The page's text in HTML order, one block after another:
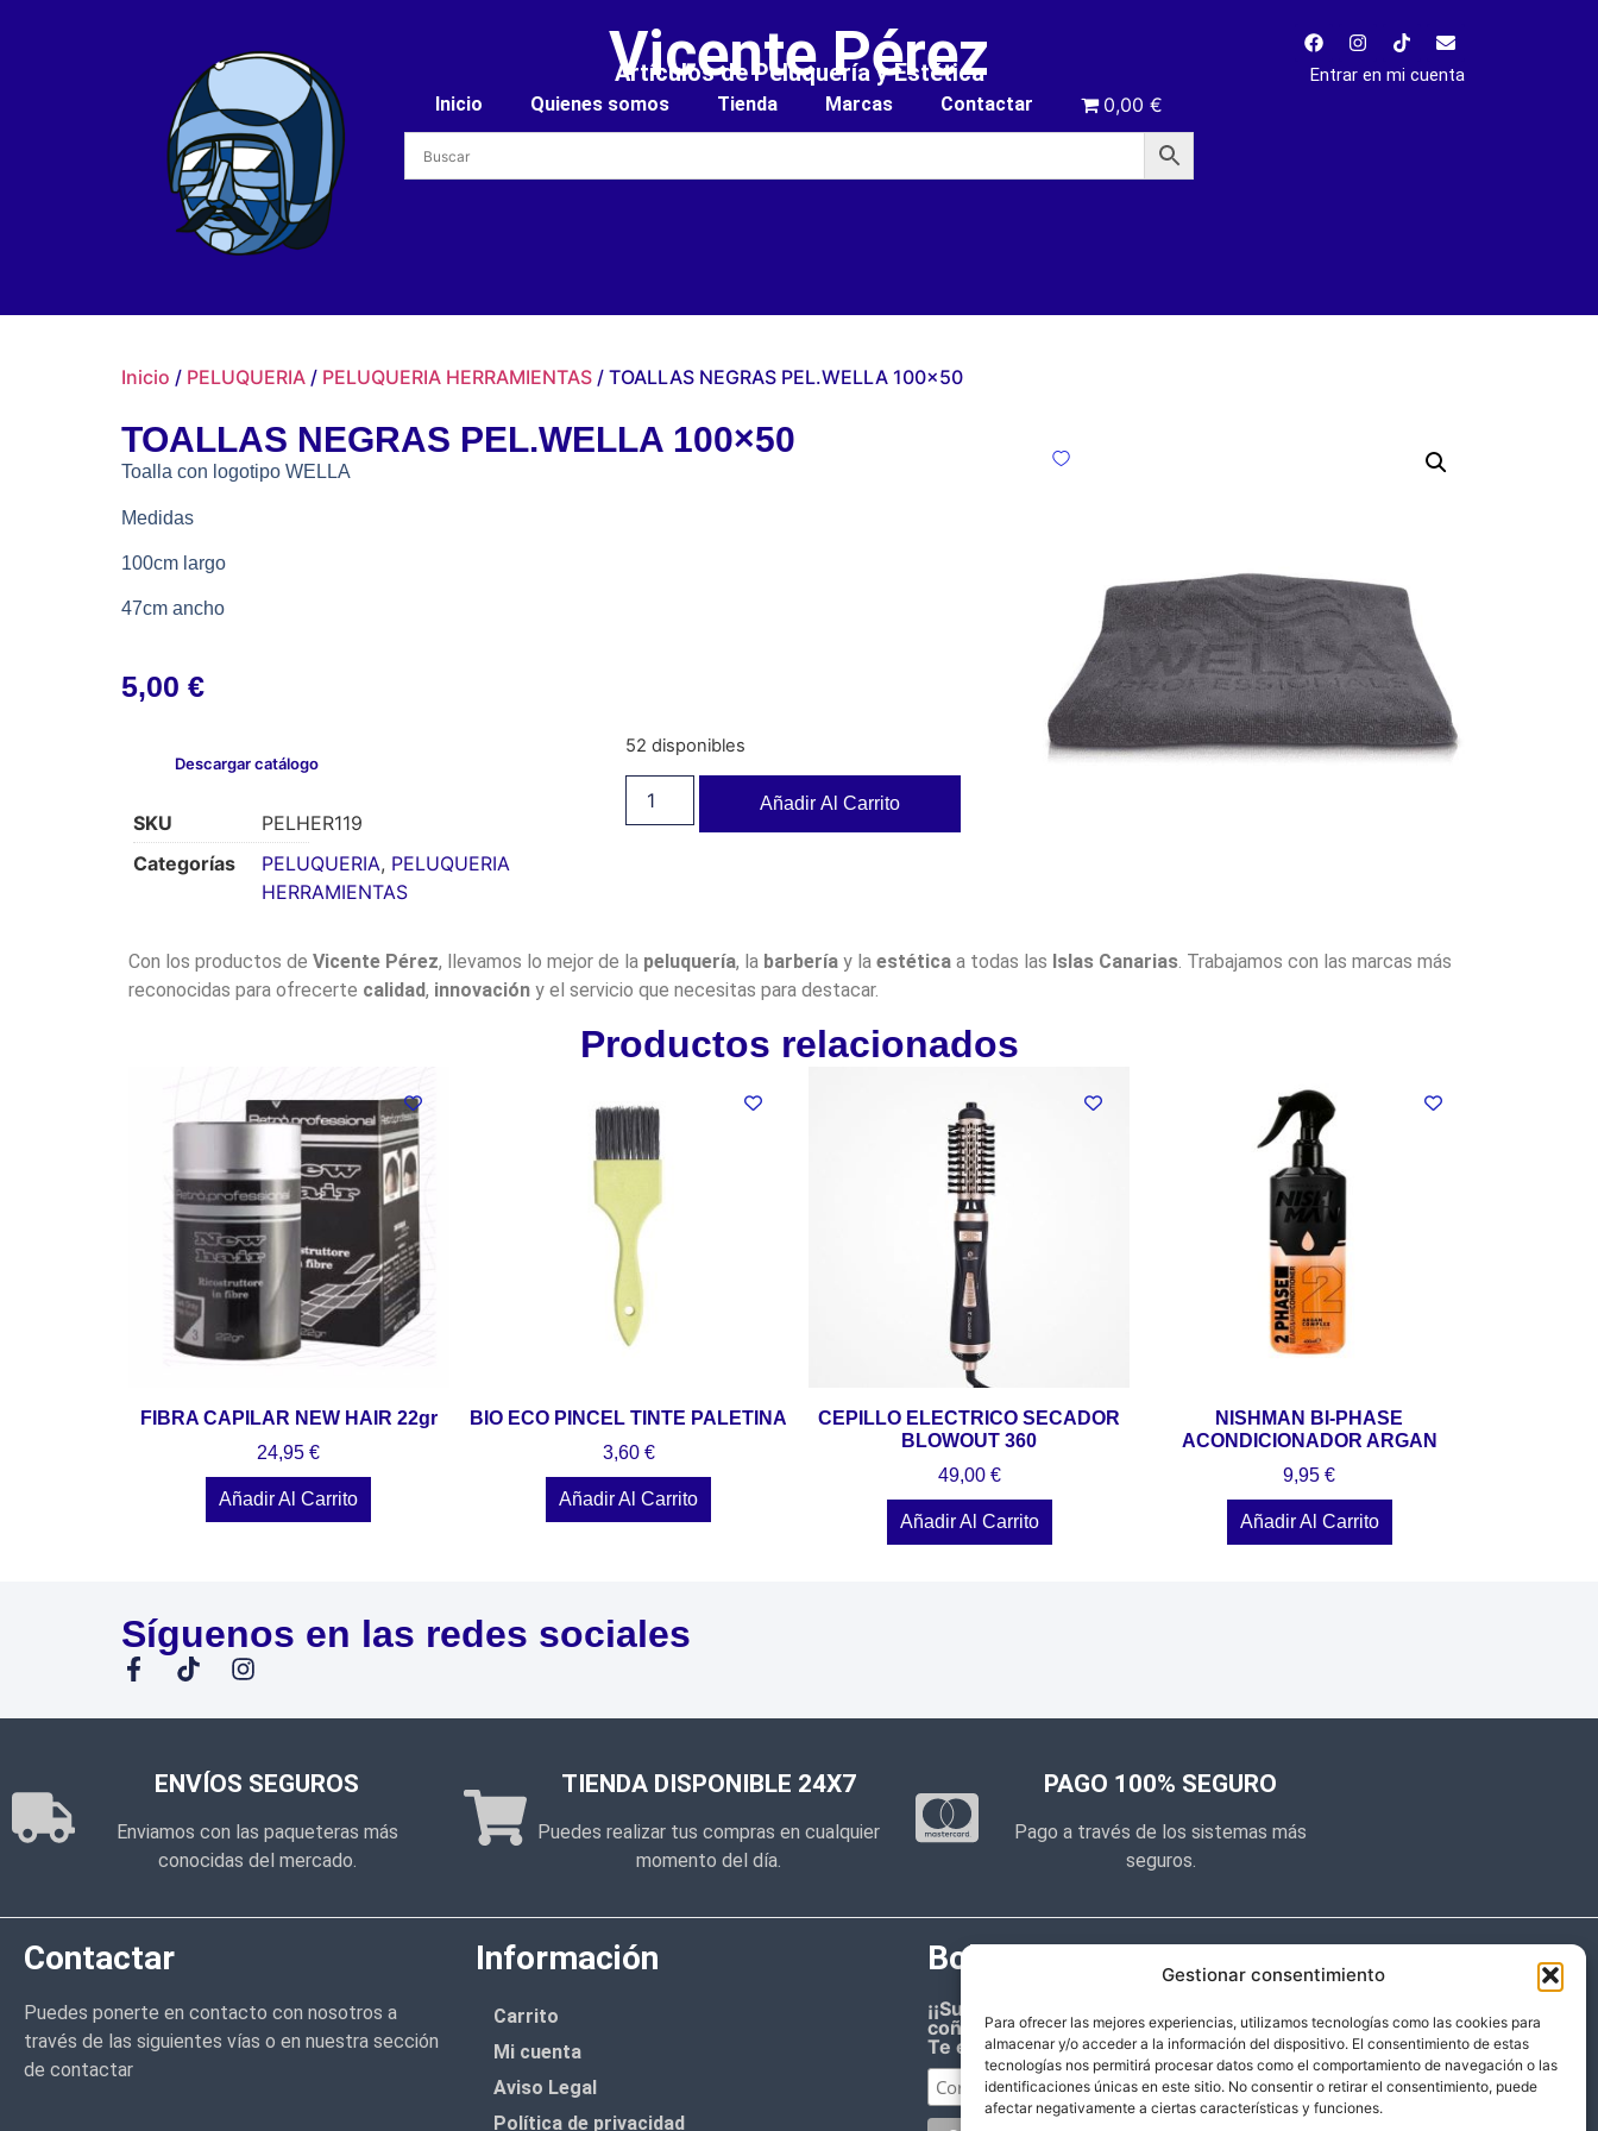
Gestionar consentimiento
Para ofrecer las mejores experiencias, utilizamos tecnologías como las cookies para
almacenar y/o acceder a la información del dispositivo. El consentimiento de estas
tecnologías nos permitirá procesar datos como el comportamiento de navegación o las
identificaciones únicas en este sitio. No consentir o retirar el consentimiento, puede
afectar negativamente a ciertas características y funciones.
Vicente Pérez
Artículos de Peluquería y Estética
Inicio Quienes somos Tienda Marcas Contactar 0,00 €
Entrar en mi cuenta
Inicio / PELUQUERIA / PELUQUERIA HERRAMIENTAS / TOALLAS NEGRAS PEL.WELLA 100×50
TOALLAS NEGRAS PEL.WELLA 100×50
Toalla con logotipo WELLA
Medidas
100cm largo
47cm ancho
5,00 €
Descargar catálogo
SKU
PELHER119
Categorías
PELUQUERIA, PELUQUERIA
HERRAMIENTAS
52 disponibles
Añadir Al Carrito
Con los productos de Vicente Pérez, llevamos lo mejor de la peluquería, la barberíay la estéticaa todas las Islas Canarias. Trabajamos con las marcas más
reconocidas para ofrecerte calidad, innovacióny el servicio que necesitas para destacar.
Productos relacionados
FIBRA CAPILAR NEW HAIR 22gr
24,95€
Añadir Al Carrito
BIO ECO PINCEL TINTE PALETINA
3,60 €
Añadir Al Carrito
CEPILLO ELECTRICO SECADOR
BLOWOUT 360
49,00 €
Añadir Al Carrito
NISHMAN BI-PHASE
ACONDICIONADOR ARGAN
9,95€
Añadir Al Carrito
Síguenos en las redes sociales
ENVÍOS SEGUROS
Enviamos con las paqueteras más
conocidas del mercado.
TIENDA DISPONIBLE 24X7
Puedes realizar tus compras en cualquier
momento del día.
PAGO 100% SEGURO
Pago a través de los sistemas más
seguros.
Contactar
Puedes ponerte en contacto con nosotros a
través de las siguientes vías o en nuestra sección
de contactar
Información
Carrito
Mi cuenta
Aviso Legal
Política de privacidad
Boletín de noticias
¡¡Suscríbete y prometemos no dar mucho el
coñazo.!!
Te enviaremos sólo cosas importantes.